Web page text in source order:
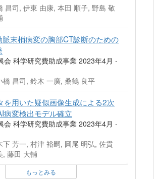
昌司, 伊東 由康, 本田 順子, 野島 敬
末梢病変の胸部CT診断のための
会 科学研究費助成事業 2023年4月 -
橋 昌司, 鈴木 一廣, 桑鶴 良平
を用いた疑似画像生成による2次
病変検出モデル確立
会 科学研究費助成事業 2023年4月 -
下 芳一, 村津 裕嗣, 圓尾 明弘, 佐貫
, 藤田 大輔
もっとみる